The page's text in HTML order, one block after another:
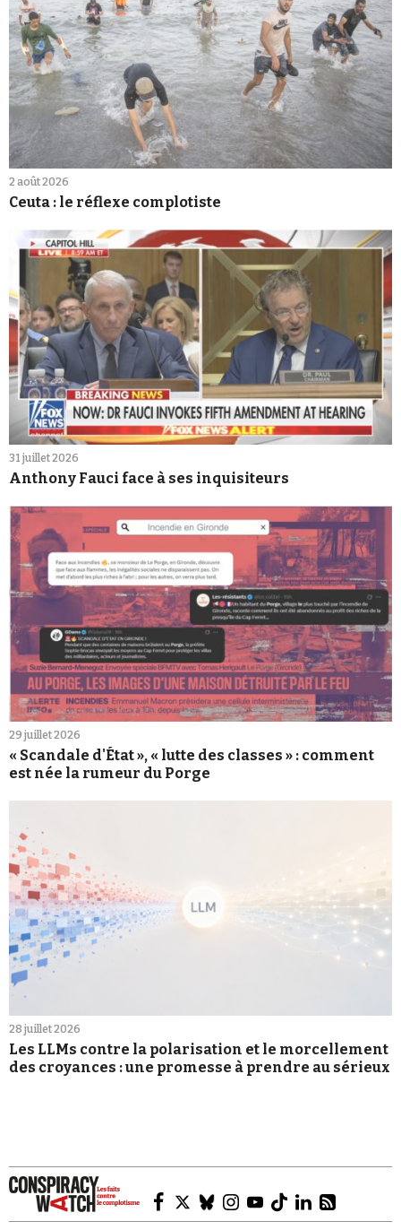
2 août 2026
Ceuta : le réflexe complotiste
31 juillet 2026
Anthony Fauci face à ses inquisiteurs
29 juillet 2026
« Scandale d'État », « lutte des classes » : comment
est née la rumeur du Porge
28 juillet 2026
Les LLMs contre la polarisation et le morcellement
des croyances : une promesse à prendre au sérieux